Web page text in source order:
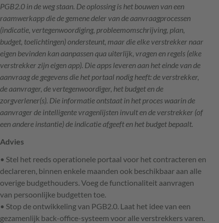
PGB2.0 in de weg staan. De oplossing is het bouwen van een
raamwerkapp die de gemene deler van de aanvraagprocessen
(indicatie, vertegenwoordiging, probleemomschrijving, plan,
budget, toelichtingen) ondersteunt, maar die elke verstrekker naar
eigen bevinden kan aanpassen qua uiterlijk, vragen en regels (elke
verstrekker zijn eigen app). Die apps leveren aan het einde van de
aanvraag de gegevens die het portaal nodig heeft: de verstrekker,
de aanvrager, de vertegenwoordiger, het budget en de
zorgverlener(s). Die informatie ontstaat in het proces waarin de
aanvrager de intelligente vragenlijsten invult en de verstrekker (of
een andere instantie) de indicatie afgeeft en het budget bepaalt.
Advies
• Stel het reeds operationele portaal voor het contracteren en
declareren, binnen enkele maanden ook beschikbaar aan alle
overige budgethouders. Voeg de functionaliteit aanvragen
van persoonlijke budgetten toe.
• Stop de ontwikkeling van PGB2.0. Laat het idee van een
gezamenlijk back-office-systeem voor alle verstrekkers varen.